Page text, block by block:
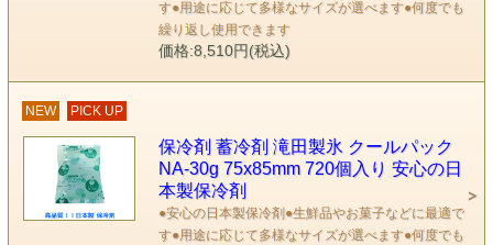
す●用途に応じて多様なサイズが選べます●何度でも
繰り返し使用できます
価格:8,510円(税込)
NEW PICK UP
保冷剤 蓄冷剤 滝田製氷 クールパック
NA-30g 75x85mm 720個入り 安心の日
本製保冷剤
●安心の日本製保冷剤●生鮮品やお菓子などに最適で
す●用途に応じて多様なサイズが選べます●何度でも